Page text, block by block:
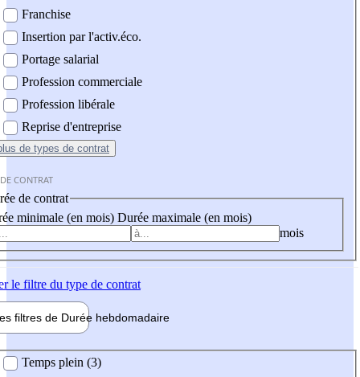
Franchise
Insertion par l'activ.éco.
Portage salarial
Profession commerciale
Profession libérale
Reprise d'entreprise
de types de contrat
CONTRAT
de contrat
minimale (en mois) Durée maximale (en mois)
mois
le filtre du type de contrat
filtres de Durée hebdomadaire
Temps plein (3)